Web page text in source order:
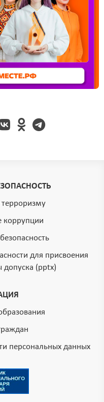
терроризму
коррупции
для присвоения
допуска (pptx)
персональных данных